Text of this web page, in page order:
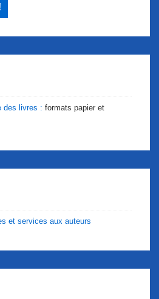
des livres : formats papier et
et services aux auteurs